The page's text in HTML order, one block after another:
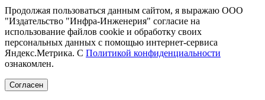
Продолжая пользоваться данным сайтом, я выражаю ООО
"Издательство "Инфра-Инженерия" согласие на
использование файлов cookie и обработку своих
персональных данных с помощью интернет-сервиса
Яндекс.Метрика. С Политикой конфиденциальности
ознакомлен.
Согласен